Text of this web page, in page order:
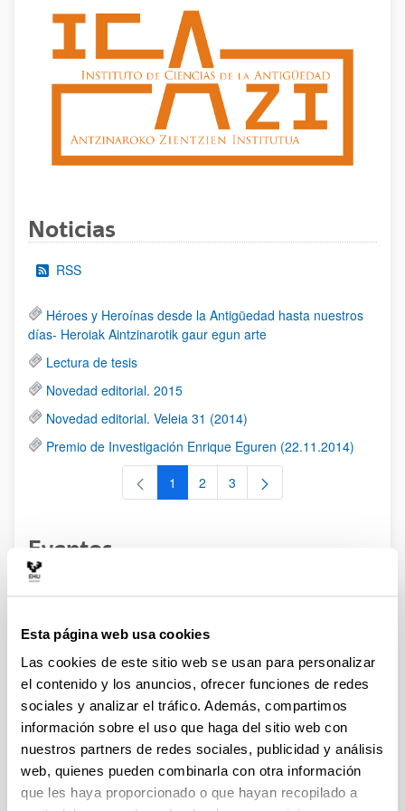
Esta página web usa cookies
Las cookies de este sitio web se usan para personalizar
el contenido y los anuncios, ofrecer funciones de redes
sociales y analizar el tráfico. Además, compartimos
información sobre el uso que haga del sitio web con
nuestros partners de redes sociales, publicidad y análisis
web, quienes pueden combinarla con otra información
que les haya proporcionado o que hayan recopilado a
Noticias
RSS
Héroes y Heroínas desde la Antigüedad hasta nuestros
días- Heroiak Aintzinarotik gaur egun arte
Lectura de tesis
Novedad editorial. 2015
Novedad editorial. Veleia 31 (2014)
Premio de Investigación Enrique Eguren (22.11.2014)
Página
1 Página
2 Página
3
Eventos
2015. 29-30 octubre. Congreso Internacional ANIHO:
"Antigüedad Clásica y naciones modernas en el Viejo y el
Nuevo Mundo"
II Jornadas sobre la biografía como género literario (24-
25.11.2014)
Conferencia de José Ángel Zamora López (21.10.2014)
II Seminario ANIHO: Antigüedades nacionales, regionales
y locales en el siglo XIX (09.10.2014)